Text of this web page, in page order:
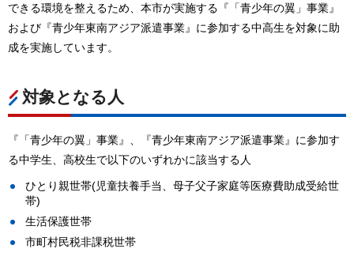
できる環境を整えるため、本市が実施する『「青少年の翼」事業』
および『青少年東南アジア派遣事業』に参加する中高生を対象に助
成を実施しています。
対象となる人
『「青少年の翼」事業』、『青少年東南アジア派遣事業』に参加す
る中学生、高校生で以下のいずれかに該当する人
ひとり親世帯(児童扶養手当、母子父子家庭等医療費助成受給世
帯)
生活保護世帯
市町村民税非課税世帯